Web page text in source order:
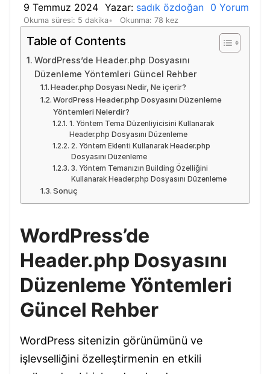
9 Temmuz 2024 Yazar: sadık özdoğan 0 Yorum
Okuma süresi: 5 dakika Okunma: 78 kez
Table of Contents
WordPress’de Header.php Dosyasını
Düzenleme Yöntemleri Güncel Rehber
Header.php Dosyası Nedir, Ne içerir?
WordPress Header.php Dosyasını Düzenleme
Yöntemleri Nelerdir?
1. Yöntem Tema Düzenliyicisini Kullanarak
Header.php Dosyasını Düzenleme
2. Yöntem Eklenti Kullanarak Header.php
Dosyasını Düzenleme
3. Yöntem Temanızın Building Özelliğini
Kullanarak Header.php Dosyasını Düzenleme
Sonuç
WordPress’de
Header.php Dosyasını
Düzenleme Yöntemleri
Güncel Rehber
WordPress sitenizin görünümünü ve
işlevselliğini özelleştirmenin en etkili